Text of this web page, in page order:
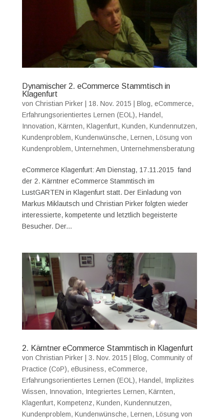
Dynamischer 2. eCommerce Stammtisch in
Klagenfurt
von Christian Pirker| 18. Nov. 2015 Blog, eCommerce,
Erfahrungsorientiertes Lernen (EOL), Handel ,
Innovation, Kärnten, Klagenfurt, Kunden, Kundennutzen,
Kundenproblem, Kundenwünsche, Lernen, Lösung von
Kundenproblem, Unternehmen, Unternehmensberatung
eCommerce Klagenfurt: Am Dienstag, 17.11.2015 fand
der 2. Kärntner eCommerce Stammtisch im
LustGARTEN in Klagenfurt statt. Der Einladung von
Markus Miklautsch und Christian Pirker folgten wieder
interessierte, kompetente und letztlich begeisterte
Besucher. Der...
2. Kärntner eCommerce Stammtisch in Klagenfurt
von Christian Pirker| 3. Nov. 2015 Blog, Community of
Practice (CoP), eBusiness, eCommerce,
Erfahrungsorientiertes Lernen (EOL), Handel , Implizites
Wissen, Innovation, Integriertes Lernen, Kärnten,
Klagenfurt, Kompetenz, Kunden, Kundennutzen,
Kundenproblem, Kundenwünsche, Lernen, Lösung von